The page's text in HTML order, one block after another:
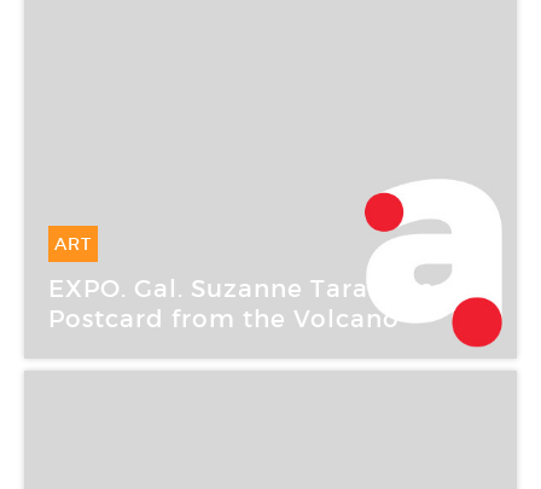
ART
26 Mai -26 Mai 2007
EXPO. Gal. Suzanne Tarasiève : A
Postcard from the Volcano